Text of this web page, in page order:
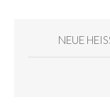
NEUE